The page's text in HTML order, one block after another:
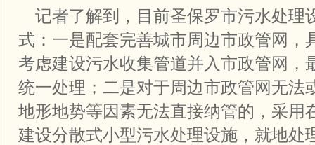
记者了解到，目前圣保罗市污水处理
式：一是配套完善城市周边市政管网，
考虑建设污水收集管道并入市政管网，
统一处理；二是对于周边市政管网无法
地形地势等因素无法直接纳管的，采用
建设分散式小型污水处理设施，就地处